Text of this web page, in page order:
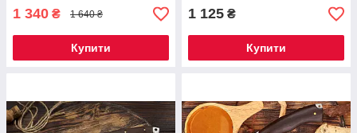
1 340 ₴ 1 640 ₴
Купити
1 125 ₴
Купити